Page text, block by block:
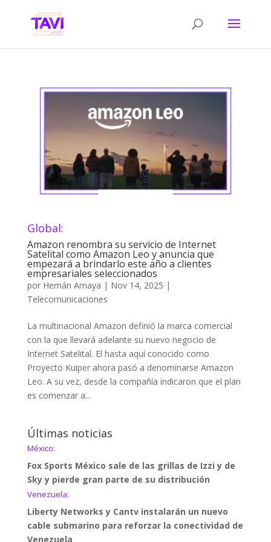
Global:
Amazon renombra su servicio de Internet
Satelital como Amazon Leo y anuncia que
empezará a brindarlo este año a clientes
empresariales seleccionados
por Hernán Amaya | Nov 14, 2025 |
Telecomunicaciones
La multinacional Amazon definió la marca comercial
con la que llevará adelante su nuevo negocio de
Internet Satelital. El hasta aquí conocido como
Proyecto Kuiper ahora pasó a denominarse Amazon
Leo. A su vez, desde la compañía indicaron que el plan
es comenzar a...
Últimas noticias
México:
Fox Sports México sale de las grillas de Izzi y de
Sky y pierde gran parte de su distribución
Venezuela:
Liberty Networks y Cantv instalarán un nuevo
cable submarino para reforzar la conectividad de
Venezuela